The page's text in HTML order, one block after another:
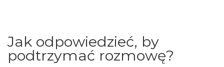
Jak odpowiedzieć, by
podtrzymać rozmowę?